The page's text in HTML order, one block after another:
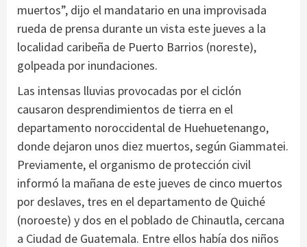
muertos”, dijo el mandatario en una improvisada
rueda de prensa durante un vista este jueves a la
localidad caribeña de Puerto Barrios (noreste),
golpeada por inundaciones.
Las intensas lluvias provocadas por el ciclón
causaron desprendimientos de tierra en el
departamento noroccidental de Huehuetenango,
donde dejaron unos diez muertos, según Giammatei.
Previamente, el organismo de protección civil
informó la mañana de este jueves de cinco muertos
por deslaves, tres en el departamento de Quiché
(noroeste) y dos en el poblado de Chinautla, cercana
a Ciudad de Guatemala. Entre ellos había dos niños